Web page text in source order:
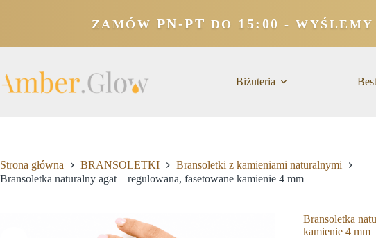
ZAMÓW PN-PT DO 15:00 - WYŚLEMY
Biżuteria
Strona główna BRANSOLETKI
Bransoletki z kamieniami naturalnymi
Bransoletka naturalny agat – regulowana, fasetowane kamienie 4 mm
Bransoletka
kamienie 4 mm